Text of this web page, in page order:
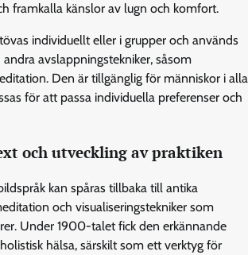
framkalla känslor av lugn och komfort.
individuellt eller i grupper och används
avslappningstekniker, såsom
Den är tillgänglig för människor i alla
för att passa individuella preferenser och
och utveckling av praktiken
kan spåras tillbaka till antika
och visualiseringstekniker som
Under 1900-talet fick den erkännande
hälsa, särskilt som ett verktyg för